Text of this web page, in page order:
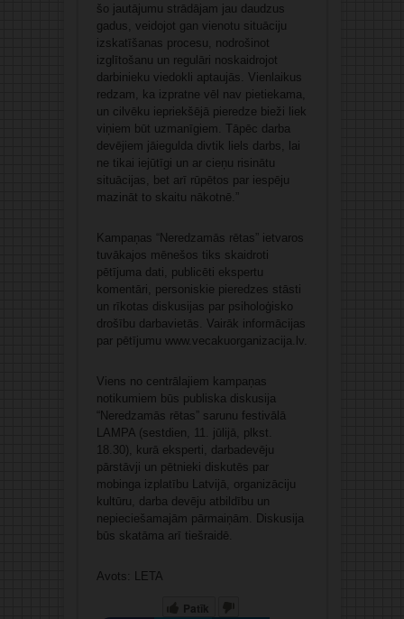
šo jautājumu strādājam jau daudzus
gadus, veidojot gan vienotu situāciju
izskatīšanas procesu, nodrošinot
izglītošanu un regulāri noskaidrojot
darbinieku viedokli aptaujās. Vienlaikus
redzam, ka izpratne vēl nav pietiekama,
un cilvēku iepriekšējā pieredze bieži liek
viņiem būt uzmanīgiem. Tāpēc darba
devējiem jāiegulda divtik liels darbs, lai
ne tikai iejūtīgi un ar cieņu risinātu
situācijas, bet arī rūpētos par iespēju
mazināt to skaitu nākotnē.”
Kampaņas “Neredzamās rētas” ietvaros
tuvākajos mēnešos tiks skaidroti
pētījuma dati, publicēti ekspertu
komentāri, personiskie pieredzes stāsti
un rīkotas diskusijas par psiholoģisko
drošību darbavietās. Vairāk informācijas
par pētījumu www.vecakuorganizacija.lv.
Viens no centrālajiem kampaņas
notikumiem būs publiska diskusija
“Neredzamās rētas” sarunu festivālā
LAMPA (sestdien, 11. jūlijā, plkst.
18.30), kurā eksperti, darbadevēju
pārstāvji un pētnieki diskutēs par
mobinga izplatību Latvijā, organizāciju
kultūru, darba devēju atbildību un
nepieciešamajām pārmaiņām. Diskusija
būs skatāma arī tiešraidē.
Avots: LETA
Patīk